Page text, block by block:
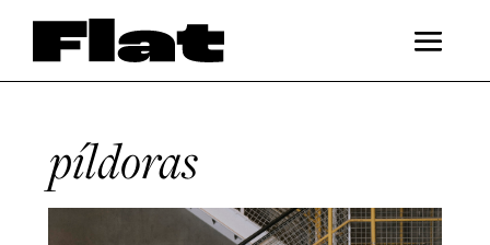
píldoras